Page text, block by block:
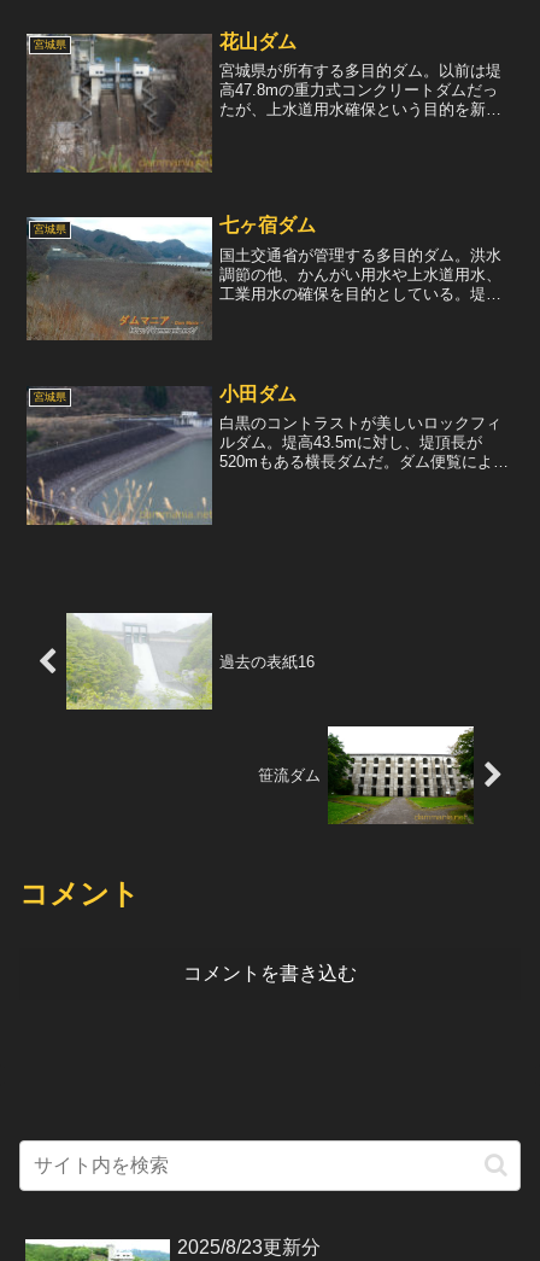
宮城県 花山ダム
宮城県が所有する多目的ダム。以前は堤
高47.8mの重力式コンクリートダムだっ
たが、上水道用水確保という目的を新設
宮城県 七ヶ宿ダム
国土交通省が管理する多目的ダム。洪水
調節の他、かんがい用水や上水道用水、
工業用水の確保を目的としている。堤体
宮城県 小田ダム
白黒のコントラストが美しいロックフィ
ルダム。堤高43.5mに対し、堤頂長が
520mもある横長ダムだ。ダム便覧による
過去の表紙16
笹流ダム
コメント
コメントを書き込む
2025/8/23更新分